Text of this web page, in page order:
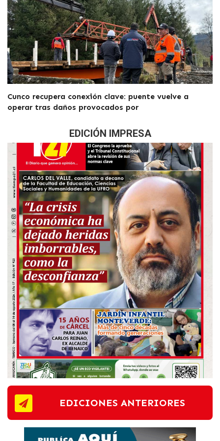
Cunco recupera conexión clave: puente vuelve a
operar tras daños provocados por
EDICIÓN IMPRESA
EDICIONES ANTERIORES